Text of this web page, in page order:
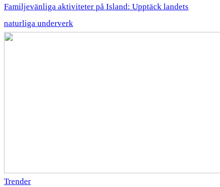
Familjevänliga aktiviteter på Island: Upptäck landets
naturliga underverk
Trender